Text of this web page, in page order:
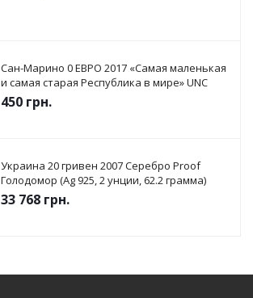
Сан-Марино 0 ЕВРО 2017 «Самая маленькая
и самая старая Республика в мире» UNC
450 грн.
Украина 20 гривен 2007 Серебро Proof
Голодомор (Ag 925, 2 унции, 62.2 грамма)
33 768 грн.